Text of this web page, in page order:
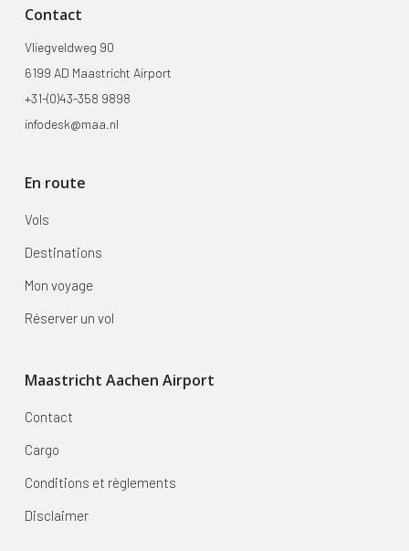
Contact
Vliegveldweg 90
6199 AD Maastricht Airport
+31-(0)43-358 9898
infodesk@maa.nl
En route
Vols
Destinations
Mon voyage
Réserver un vol
Maastricht Aachen Airport
Contact
Cargo
Conditions et règlements
Disclaimer